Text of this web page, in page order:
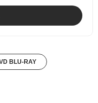
BLU-RAY